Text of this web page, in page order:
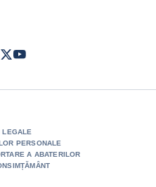
TwitterYoutube
LEGALE
PERSONALE
A ABATERILOR